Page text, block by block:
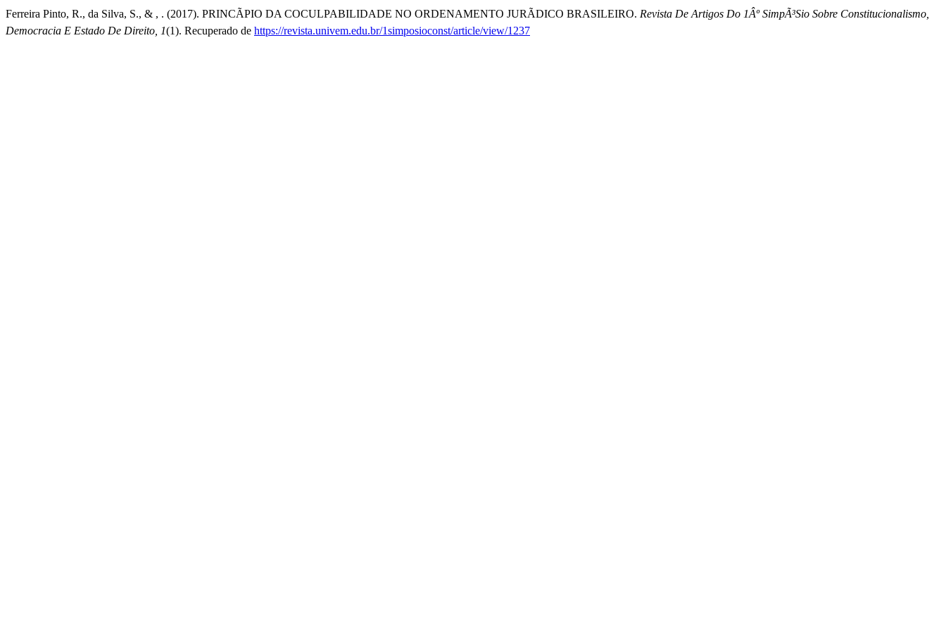
Ferreira Pinto, R., da Silva, S., & , . (2017). PRINCÃPIO DA COCULPABILIDADE NO ORDENAMENTO JURÃDICO BRASILEIRO. Revista De Artigos Do 1Âº SimpÃ³Sio Sobre Constitucionalismo,
Democracia E Estado De Direito, 1(1). Recuperado de https://revista.univem.edu.br/1simposioconst/article/view/1237